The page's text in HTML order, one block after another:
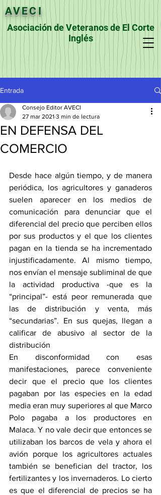
AVECI
Asociación de Veteranos de El Corte
Inglés
Entrada
EN DEFENSA DEL
COMERCIO
Consejo Editor AVECI
27 mar 2021 3 min de lectura
Desde hace algún tiempo, y de manera
periódica, los agricultores y ganaderos
suelen aparecer en los medios de
comunicación para denunciar que el
diferencial del precio que perciben ellos
por sus productos y el que los clientes
pagan en la tienda se ha incrementado
injustificadamente. Al mismo tiempo,
nos envían el mensaje subliminal de que
la actividad productiva -que es la
“principal”- está peor remunerada que
las de distribución y venta, más
“secundarias”. En sus quejas, llegan a
calificar de abusivo al sector de la
distribución
En disconformidad con esas
manifestaciones, parece conveniente
decir que el precio que los clientes
pagaban por las especies en la edad
media eran muy superiores al que Marco
Polo pagaba a los productores en
Malaca. Y no vale decir que entonces se
utilizaban los barcos de vela y ahora el
avión porque los agricultores actuales
también se benefician del tractor, los
fertilizantes y los invernaderos. Lo cierto
es que el diferencial de precios se ha